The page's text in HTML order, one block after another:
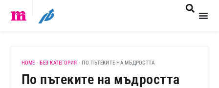
HOME - БЕЗ КАТЕГОРИЯ - ПО ПЪТЕКИТЕ НА МЪДРОСТТА
По пътеките на мъдростта